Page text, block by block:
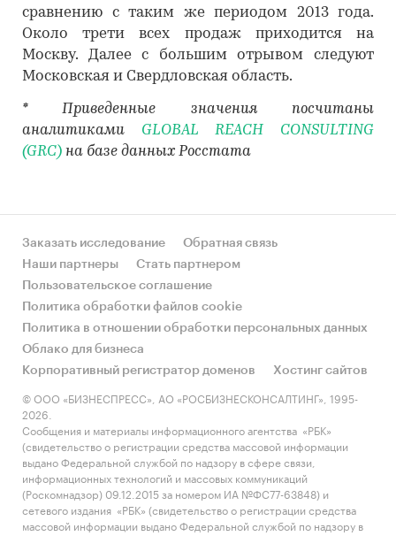
сравнению с таким же периодом 2013 года.
Около трети всех продаж приходится на
Москву. Далее с большим отрывом следуют
Московская и Свердловская область.
* Приведенные значения посчитаны
аналитиками GLOBAL REACH CONSULTING
(GRC) на базе данных Росстата
Заказать исследование
Обратная связь
Наши партнеры
Стать партнером
Пользовательское соглашение
Политика обработки файлов cookie
Политика в отношении обработки персональных данных
Облако для бизнеса
Корпоративный регистратор доменов
Хостинг сайтов
© ООО «БИЗНЕСПРЕСС», АО «РОСБИЗНЕСКОНСАЛТИНГ», 1995-
2026.
Сообщения и материалы информационного агентства «РБК»
(свидетельство о регистрации средства массовой информации
выдано Федеральной службой по надзору в сфере связи,
информационных технологий и массовых коммуникаций
(Роскомнадзор) 09.12.2015 за номером ИА №ФС77-63848) и
сетевого издания «РБК» (свидетельство о регистрации средства
массовой информации выдано Федеральной службой по надзору в